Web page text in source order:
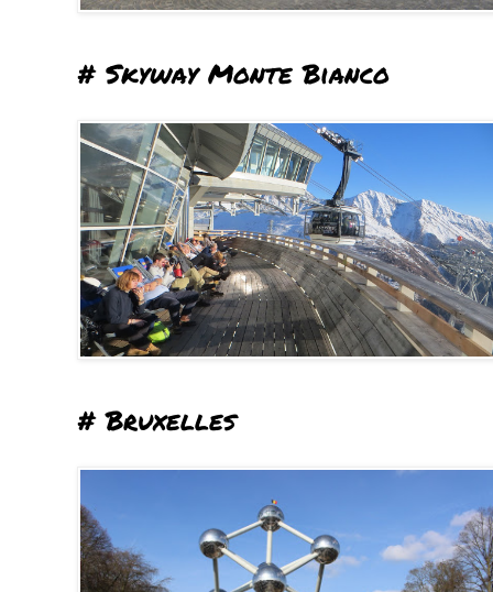
# Skyway Monte Bianco
# Bruxelles